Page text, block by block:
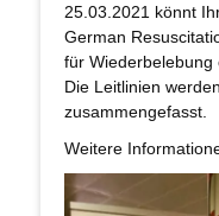
25.03.2021 könnt
German
für Wiederbelebung
Die Leitlinien
zusammengefasst.
Weitere